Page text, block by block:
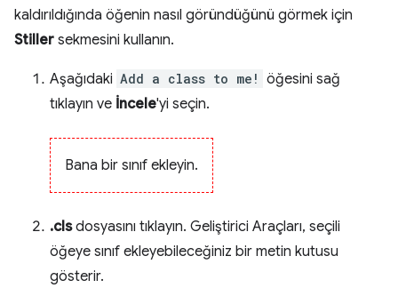
kaldırıldığında öğenin nasıl göründüğünü görmek için
Stiller sekmesini kullanın.
Aşağıdaki Add a class to me! öğesini sağ
tıklayın ve İncele'yi seçin.
Bana bir sınıf ekleyin.
.clsdosyasını tıklayın. Geliştirici Araçları, seçili
öğeye sınıf ekleyebileceğiniz bir metin kutusu
gösterir.